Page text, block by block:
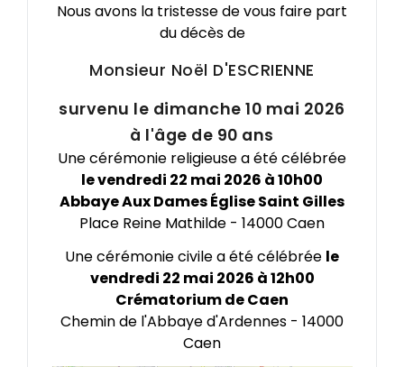
Nous avons la tristesse de vous faire part
du décès de
Monsieur Noël D'ESCRIENNE
survenu le dimanche 10 mai 2026
à l'âge de 90 ans
Une cérémonie religieuse a été célébrée
le vendredi 22 mai 2026 à 10h00
Abbaye Aux Dames Église Saint Gilles
Place Reine Mathilde - 14000 Caen
Une cérémonie civile a été célébrée le
vendredi 22 mai 2026 à 12h00
Crématorium de Caen
Chemin de l'Abbaye d'Ardennes - 14000
Caen